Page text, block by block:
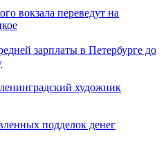
вокзала переведут на
зарплаты в Петербурге до
художник
подделок денег